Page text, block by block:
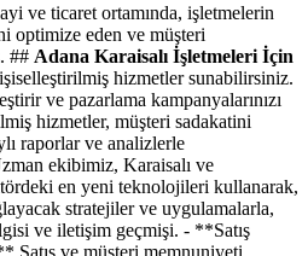
ve ticaret ortamında, işletmelerin
optimize eden ve müşteri
## Adana Karaisalı İşletmeleri İçin
hizmetler sunabilirsiniz.
ve pazarlama kampanyalarınızı
hizmetler, müşteri sadakatini
raporlar ve analizlerle
ekibimiz, Karaisalı ve
en yeni teknolojileri kullanarak,
stratejiler ve uygulamalarla,
ve iletişim geçmişi. - **Satış
Satış ve müşteri memnuniyeti